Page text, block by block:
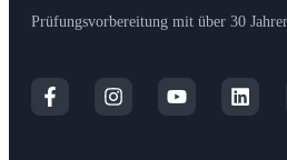
Prüfungsvorbereitung mit über 30